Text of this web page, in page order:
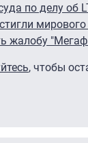
по делу об
мирового
жалобу
, чтобы